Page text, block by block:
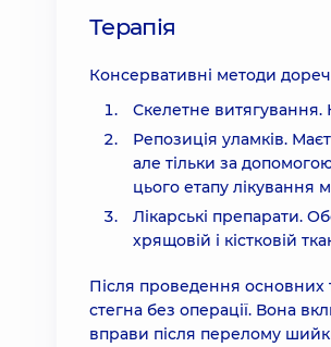
Терапія
Консервативні методи
Скелетне витягування.
Репозиція уламків.
але тільки за
цього етапу лікування
Лікарські препарати.
хрящовій і кістковій
Після проведення основних
стегна без операції. Вона
вправи після перелому